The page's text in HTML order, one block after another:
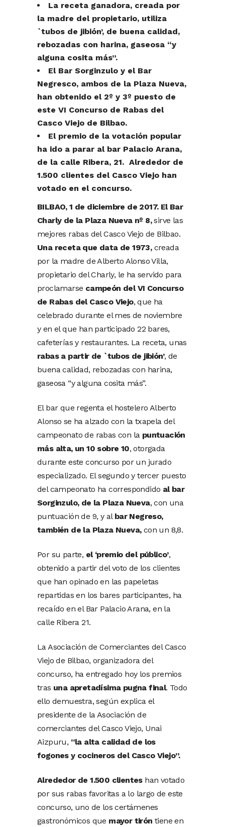
La receta ganadora, creada por
la madre del propietario, utiliza
`tubos de jibión’, de buena calidad,
rebozadas con harina, gaseosa “y
alguna cosita más”.
El Bar Sorginzulo y el Bar
Negresco, ambos de la Plaza Nueva,
han obtenido el 2º y 3º puesto de
este VI Concurso de Rabas del
Casco Viejo de Bilbao.
El premio de la votación popular
ha ido a parar al bar Palacio Arana,
de la calle Ribera, 21. Alrededor de
1.500 clientes del Casco Viejo han
votado en el concurso.
BILBAO, 1 de diciembre de 2017. El Bar
Charly de la Plaza Nueva nº 8,sirve las
mejores rabas del Casco Viejo de Bilbao.
Una receta que data de 1973, creada
por la madre de Alberto Alonso Villa,
propietario del Charly, le ha servido para
proclamarse campeón del VI Concurso
de Rabas del Casco Viejo, que ha
celebrado durante el mes de noviembre
y en el que han participado 22 bares,
cafeterías y restaurantes. La receta, unas
rabas a partir de `tubos de jibión’, de
buena calidad, rebozadas con harina,
gaseosa “y alguna cosita más”.
El bar que regenta el hostelero Alberto
Alonso se ha alzado con la txapela del
campeonato de rabas con la puntuación
más alta, un 10 sobre 10, otorgada
durante este concurso por un jurado
especializado. El segundo y tercer puesto
del campeonato ha correspondido al bar
Sorginzulo, de la Plaza Nueva, con una
puntuación de 9, y al bar Negreso,
también de la Plaza Nueva,con un 8,8.
Por su parte, el ‘premio del público’,
obtenido a partir del voto de los clientes
que han opinado en las papeletas
repartidas en los bares participantes, ha
recaído en el Bar Palacio Arana, en la
calle Ribera 21.
La Asociación de Comerciantes del Casco
Viejo de Bilbao, organizadora del
concurso, ha entregado hoy los premios
tras una apretadísima pugna final. Todo
ello demuestra, según explica el
presidente de la Asociación de
comerciantes del Casco Viejo, Unai
Aizpuru, “la alta calidad de los
fogones y cocineros del Casco Viejo”.
Alrededor de 1.500 clientes han votado
por sus rabas favoritas a lo largo de este
concurso, uno de los certámenes
gastronómicos que mayor tirón tiene en